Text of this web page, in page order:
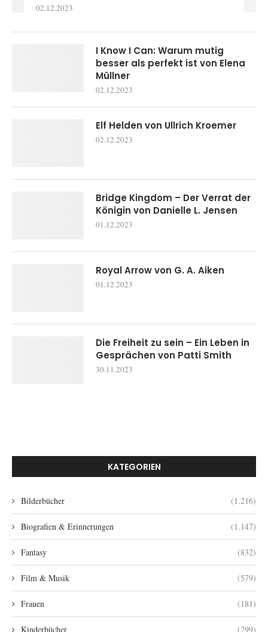
02.12.2023
I Know I Can: Warum mutig
besser als perfekt ist von Elena
Müllner
02.12.2023
Elf Helden von Ullrich Kroemer
02.12.2023
Bridge Kingdom – Der Verrat der
Königin von Danielle L. Jensen
01.12.2023
Royal Arrow von G. A. Aiken
01.12.2023
Die Freiheit zu sein – Ein Leben in
Gesprächen von Patti Smith
30.11.2023
KATEGORIEN
Bilderbücher (1.216)
Biografien & Erinnerungen (1.147)
Fantasy (832)
Film & Musik (579)
Frauen (181)
Kinderbücher (299)